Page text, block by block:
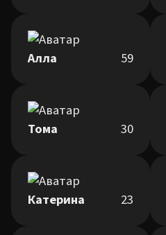
Алла 59
Тома 30
Катерина 23